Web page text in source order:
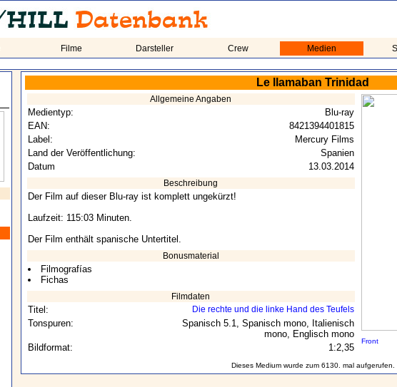
Filme Darsteller Crew Medien
Le llamaban Trinidad
Allgemeine Angaben
Medientyp:
Blu-ray
EAN:
8421394401815
Label:
Mercury Films
Land der Veröffentlichung:
Spanien
Datum
13.03.2014
Beschreibung
Der Film auf dieser Blu-ray ist komplett ungekürzt!
Laufzeit: 115:03 Minuten.
Der Film enthält spanische Untertitel.
Bonusmaterial
Filmografías
Fichas
Filmdaten
Titel: Die rechte und die linke Hand des Teufels
Tonspuren:
Spanisch 5.1, Spanisch mono, Italienisch
mono, Englisch mono
Bildformat:
1:2,35
Front
Dieses Medium wurde zum 6130. mal aufgerufen.